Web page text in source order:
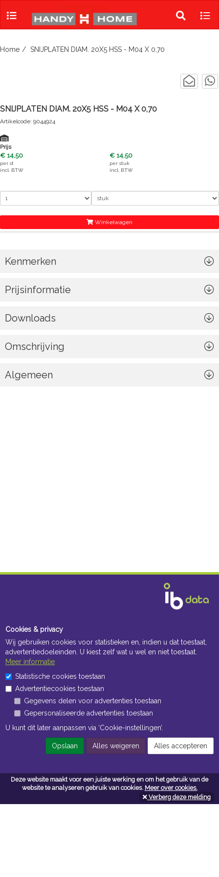
Deze website maakt voor een juiste werking en om het gebruik van de
website te analyseren gebruik van cookies. Meer over cookies.
Verberg deze melding
Toggle
search
Home SNIJPLATEN DIAM. 20X5 HSS - M04 X 0,70
SNIJPLATEN DIAM. 20X5 HSS - M04 X 0,70
Artikelcode: 9044924
Prijs
€ 14,50
per st
incl. BTW
€ 14,50
per stuk
incl. BTW
Winkelwagen
Kenmerken
Prijsinformatie
Downloads
Omschrijving
Algemeen
Contacteer ons
Cookies & privacy
Wij gebruiken cookies voor statistieken en, indien u dat toestaat,
advertentiedoeleinden. U kiest zelf wat u wel en niet toestaat.
Meer informatie
Statistische cookies toestaan
Advertentiecookies toestaan
Gegevens delen voor advertenties toestaan
Gepersonaliseerde advertenties toestaan
U kunt dit later aanpassen via ‘Cookie-instellingen’.
Opslaan Alles weigeren Alles accepteren